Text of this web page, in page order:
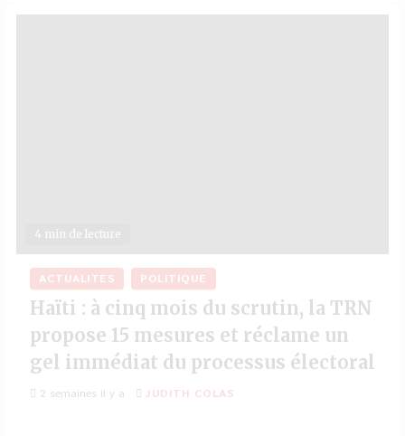
4 min de lecture
ACTUALITÉS POLITIQUE
Haïti : à cinq mois du scrutin, la TRN
propose 15 mesures et réclame un
gel immédiat du processus électoral
2 semaines il y a JUDITH COLAS